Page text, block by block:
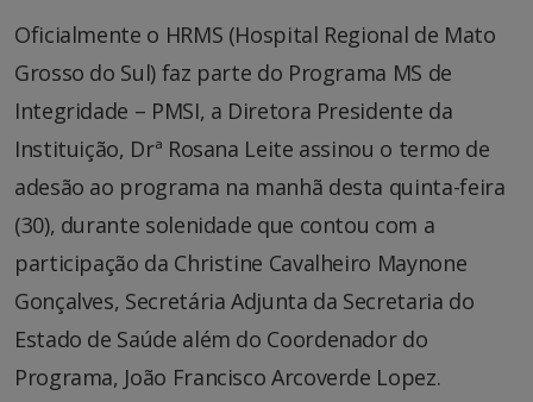
Oficialmente o HRMS (Hospital Regional de Mato
Grosso do Sul) faz parte do Programa MS de
Integridade – PMSI, a Diretora Presidente da
Instituição, Drª Rosana Leite assinou o termo de
adesão ao programa na manhã desta quinta-feira
(30), durante solenidade que contou com a
participação da Christine Cavalheiro Maynone
Gonçalves, Secretária Adjunta da Secretaria do
Estado de Saúde além do Coordenador do
Programa, João Francisco Arcoverde Lopez.